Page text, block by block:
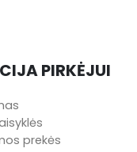
PIRKĖJUI
prekės